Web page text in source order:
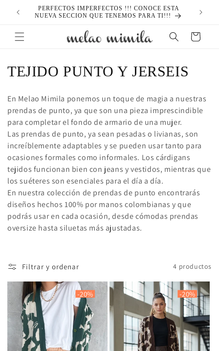
directamente
al contenido
PERFECTOS IMPERFECTOS !!! CONOCE ESTA
NUEVA SECCION QUE TENEMOS PARA TI!!!
Carrito
C
l
e
c
c
i
ó
n
TEJIDO PUNTO Y JERSEIS
En Melao Mimila ponemos un toque de magia a nuestras
prendas de punto, ya que son una pieza imprescindible
para completar el fondo de armario de una mujer.
Las prendas de punto, ya sean pesadas o livianas, son
increíblemente adaptables y se pueden usar tanto para
ocasiones formales como informales. Los cárdigans
tejidos funcionan bien con jeans y vestidos, mientras que
los suéteres son esenciales para el día a día.
En nuestra colección de prendas de punto encontrarás
diseños hechos 100% por manos colombianas y que
podrás usar en cada ocasión, desde cómodas prendas
oversize hasta siluetas más ajustadas.
Filtrar y ordenar 4 productos
-20% -20%